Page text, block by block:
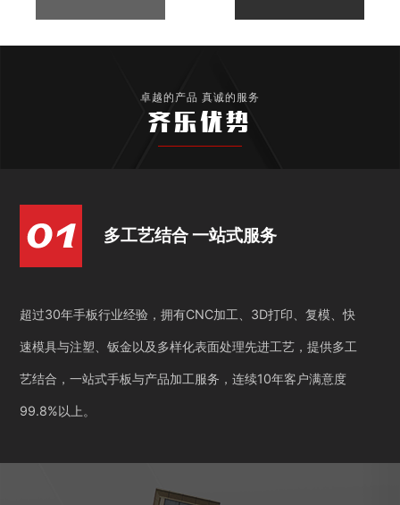
卓越的产品 真诚的服务
齐乐优势
多工艺结合 一站式服务
超过30年手板行业经验，拥有CNC加工、3D打印、复模、快
速模具与注塑、钣金以及多样化表面处理先进工艺，提供多工
艺结合，一站式手板与产品加工服务，连续10年客户满意度
99.8%以上。